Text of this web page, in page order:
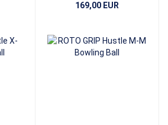
169,00 EUR